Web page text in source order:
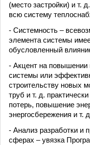
(место застройки) и т.
всю систему
- Системность –
элемента системы
обусловленный
- Акцент на повышении
системы или
строительству новых
труб и т. д.
потерь, повышение
энергосбережения и т.
- Анализ разработки и
сферах – увязка